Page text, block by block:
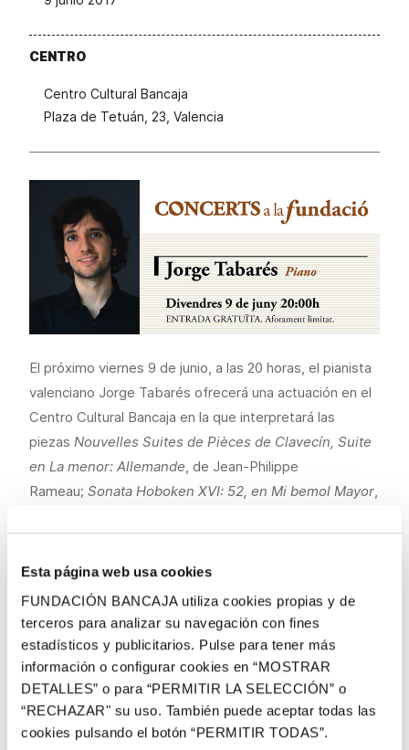
Esta página web usa cookies
FUNDACIÓN BANCAJA utiliza cookies propias y de
terceros para analizar su navegación con fines
estadísticos y publicitarios. Pulse para tener más
información o configurar cookies en “MOSTRAR
DETALLES” o para “PERMITIR LA SELECCIÓN” o
“RECHAZAR" su uso. También puede aceptar todas las
cookies pulsando el botón “PERMITIR TODAS”.
CENTRO
Centro Cultural Bancaja
Plaza de Tetuán, 23, Valencia
El próximo viernes 9 de junio, a las 20 horas, el pianista
valenciano Jorge Tabarés ofrecerá una actuación en el
Centro Cultural Bancaja en la que interpretará las
piezas Nouvelles Suites de Pièces de Clavecín, Suite
en La menor: Allemande, de Jean-Philippe
Rameau; Sonata Hoboken XVI: 52, en Mi bemol Mayor,
Poético, del propio Jorge Tabarés;
Fa sostenido menor
y Fuga N.24 en Re menor
, de Dimitri Shostakovich.
La actuación cierra la primera edición del cicloConcerts
a la Fundació, organizado por Fundación Bancaja con la
colaboración de Pavasal, Fundación Eutherpe, el
campus de Berklee College of Music en Valencia y el